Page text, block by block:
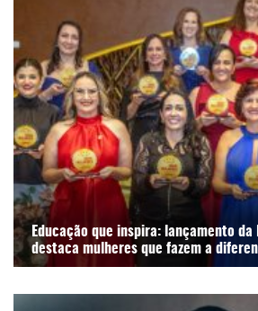
Educação que inspira: lançamento da
destaca mulheres que fazem a